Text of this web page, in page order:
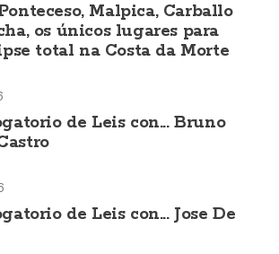
Malpica, Carballo
os únicos lugares para
total na Costa da Morte
de Leis con... Bruno
de Leis con... Jose De